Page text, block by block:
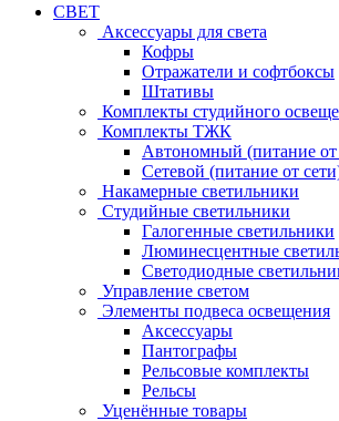
СВЕТ
Аксессуары для света
Кофры
Отражатели и софтбоксы
Штативы
Комплекты студийного
Комплекты ТЖК
Автономный (питание от
Сетевой (питание от
Накамерные светильники
Студийные светильники
Галогенные светильники
Люминесцентные
Светодиодные
Управление светом
Элементы подвеса освещения
Аксессуары
Пантографы
Рельсовые комплекты
Рельсы
Уценённые товары